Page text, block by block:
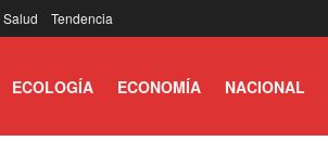
Salud Tendencia
ECOLOGÍA ECONOMÍA NACIONAL